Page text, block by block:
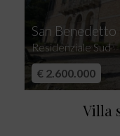
San
Residenziale Sud
€ 2.600.000
Villa